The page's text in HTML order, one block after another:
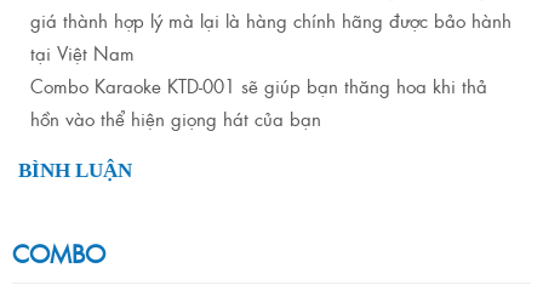
giá thành hợp lý mà lại là hàng chính hãng được bảo hành
tại Việt Nam
Combo Karaoke KTD-001 sẽ giúp bạn thăng hoa khi thả
hồn vào thể hiện giọng hát của bạn
BÌNH LUẬN
COMBO